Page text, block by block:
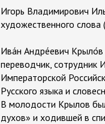
Игорь Владимирович
художественного
Ива́н Андре́евич Крыло́в
переводчик, сотрудник
Императорской
Русского языка и
В молодости Крылов
духов» и ходившей в